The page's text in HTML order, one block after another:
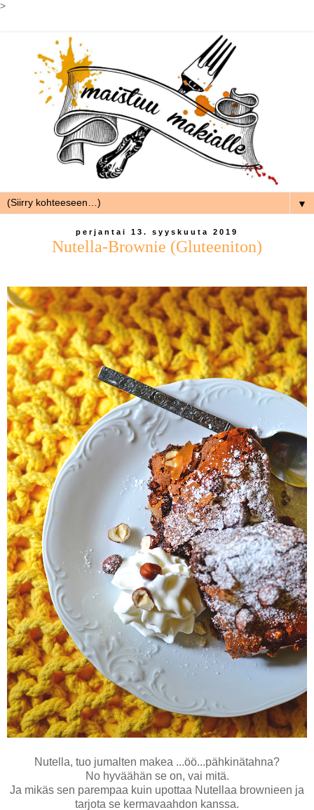
>
▼
perjantai 13. syyskuuta 2019
Nutella-Brownie (Gluteeniton)
Nutella, tuo jumalten makea ...öö...pähkinätahna?
No hyväähän se on, vai mitä.
Ja mikäs sen parempaa kuin upottaa Nutellaa brownieen ja
tarjota se kermavaahdon kanssa.